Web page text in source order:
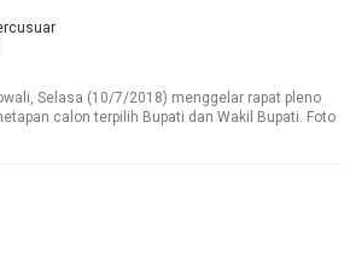
Selasa (10/7/2018) menggelar rapat pleno
calon terpilih Bupati dan Wakil Bupati. Foto